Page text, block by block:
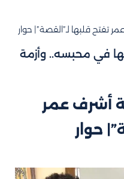
تفتح قلبها لـ”القصة”| حوار
في محبسه.. وأزمة
أشرف عمر
حوار